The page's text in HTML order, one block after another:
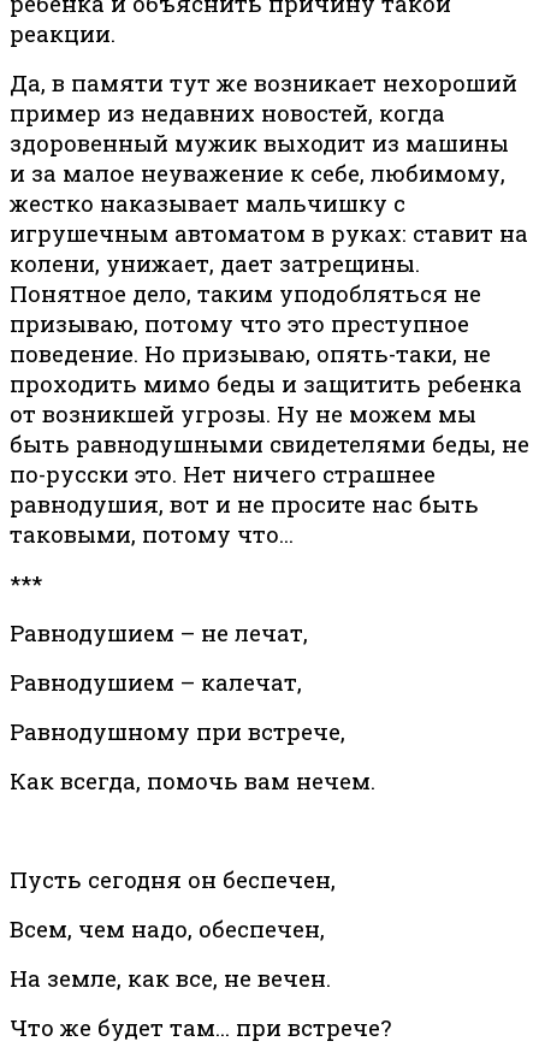
реакции.
Да, в памяти тут же возникает нехороший
пример из недавних новостей, когда
здоровенный мужик выходит из машины
и за малое неуважение к себе, любимому,
жестко наказывает мальчишку с
игрушечным автоматом в руках: ставит на
колени, унижает, дает затрещины.
Понятное дело, таким уподобляться не
призываю, потому что это преступное
поведение. Но призываю, опять-таки, не
проходить мимо беды и защитить ребенка
от возникшей угрозы. Ну не можем мы
быть равнодушными свидетелями беды, не
по-русски это. Нет ничего страшнее
равнодушия, вот и не просите нас быть
таковыми, потому что…
***
Равнодушием – не лечат,
Равнодушием – калечат,
Равнодушному при встрече,
Как всегда, помочь вам нечем.
Пусть сегодня он беспечен,
Всем, чем надо, обеспечен,
На земле, как все, не вечен.
Что же будет там… при встрече?